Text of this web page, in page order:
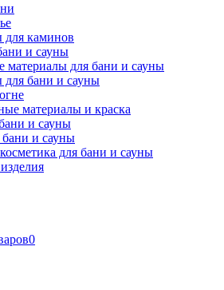
для каминов
и сауны
материалы для бани и сауны
для бани и сауны
материалы и краска
и сауны
и сауны
для бани и сауны
0